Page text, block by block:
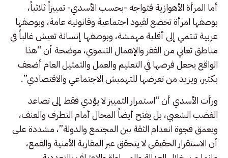
أما المرأة الأهوازية فتواجه -بحسب الأسدي- تمييزاً ثلاثياً،
بوصفها امرأة تخضع لقيود اجتماعية وقانونية عامة، وبوصفها
عربية تنتمي إلى أقلية مهمشة، وبوصفها إنسانة تعيش غالباً في
مناطق تعاني من الفقر والإهمال التنموي، موضحة أن “هذا
الواقع يجعل فرصها في التعليم والعمل والتمثيل العام أضعف
بكثير، ويزيد من تعرضها للتهميش الاجتماعي والاقتصادي”.
ورأت الأسدي أن “استمرار التمييز لا يؤدي فقط إلى تصاعد
الغضب الشعبي، بل يفتح أيضاً المجال أمام التطرف والعنف،
ويعمق فجوة انعدام الثقة بين المجتمع والدولة”، مشددة على
أن الاستقرار الحقيقي لا يتحقق عبر المقاربة الأمنية والقمع،